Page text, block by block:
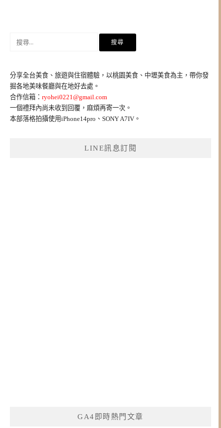
字:
分享全台美食、旅遊與住宿體驗，以桃園美食、中壢美食為主，帶你發
掘各地美味餐廳與在地好去處。
合作信箱： ryohei0221@gmail.com
一個禮拜內尚未收到回覆，麻煩再寄一次。
本部落格拍攝使用iPhone14pro、SONY A7IV。
LINE訊息訂閱
GA4即時熱門文章